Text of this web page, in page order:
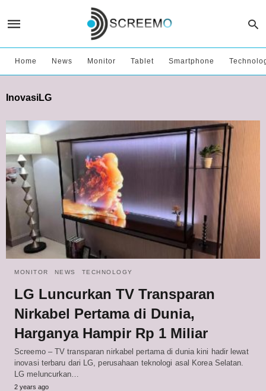
Home News Monitor Tablet Smartphone
InovasiLG
MONITOR NEWS TECHNOLOGY
LG Luncurkan TV Transparan
Nirkabel Pertama di Dunia,
Harganya Hampir Rp 1 Miliar
Screemo – TV transparan nirkabel pertama di dunia kini hadir lewat
inovasi terbaru dari LG, perusahaan teknologi asal Korea Selatan.
LG meluncurkan…
2 years ago